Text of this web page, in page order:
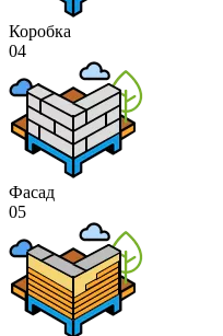
Коробка
04
Фасад
05